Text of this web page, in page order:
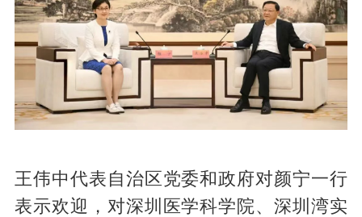
王伟中代表自治区党委和政府对颜宁一行
表示欢迎，对深圳医学科学院、深圳湾实